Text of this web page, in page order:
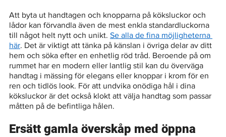
Att byta ut handtagen och knopparna på köksluckor och
lådor kan förvandla även de mest enkla standardluckorna
till något helt nytt och unikt. Se alla de fina möjligheterna
här. Det är viktigt att tänka på känslan i övriga delar av ditt
hem och söka efter en enhetlig röd tråd. Beroende på om
rummet har en modern eller lantlig stil kan du överväga
handtag i mässing för elegans eller knoppar i krom för en
ren och tidlös look. För att undvika onödiga hål i dina
köksluckor är det också klokt att välja handtag som passar
måtten på de befintliga hålen.
Ersätt gamla överskåp med öppna